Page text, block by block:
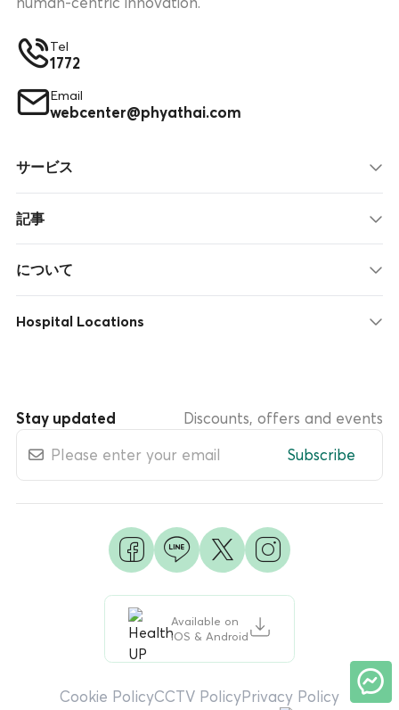
Tel
1772
Email
webcenter@phyathai.com
サービス
記事
について
Hospital Locations
Available on
iOS & Android
Stay updated
Discounts, offers and events
Subscribe
Cookie PolicyCCTV PolicyPrivacy Policy